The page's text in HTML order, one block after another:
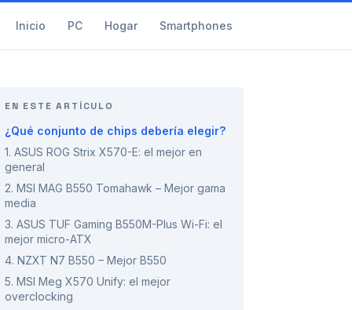
Inicio PC Hogar Smartphones
EN ESTE ARTÍCULO
¿Qué conjunto de chips debería elegir?
1. ASUS ROG Strix X570-E: el mejor en
general
2. MSI MAG B550 Tomahawk – Mejor gama
media
3. ASUS TUF Gaming B550M-Plus Wi-Fi: el
mejor micro-ATX
4. NZXT N7 B550 – Mejor B550
5. MSI Meg X570 Unify: el mejor
overclocking